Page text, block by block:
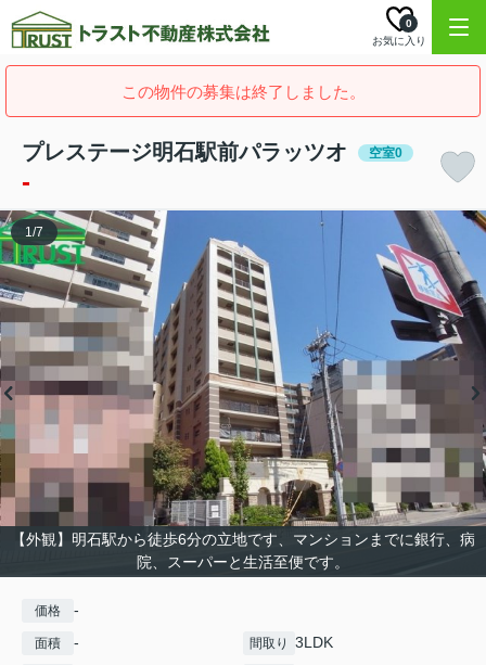
お気に入り
0
この物件の募集は終了しました。
プレステージ明石駅前パラッツオ 空室0
-
【外観】明石駅から徒歩6分の立地です、マンションまでに銀行、病
院、スーパーと生活至便です。
1/7
価格 -
面積 - 間取り 3LDK